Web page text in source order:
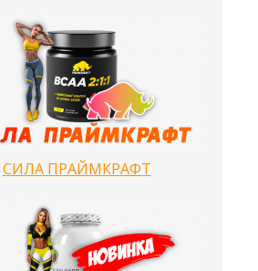
СИЛА ПРАЙМКРАФТ